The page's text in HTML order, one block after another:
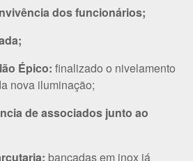
dos funcionários;
Épico: finalizado o nivelamento
nova iluminação;
de associados junto ao
bancadas em inox já